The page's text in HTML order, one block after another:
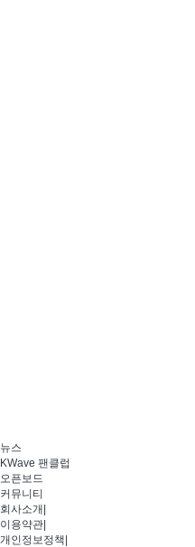
뉴스
KWave 팬클럽
오픈보드
커뮤니티
회사소개
이용약관
개인정보정책